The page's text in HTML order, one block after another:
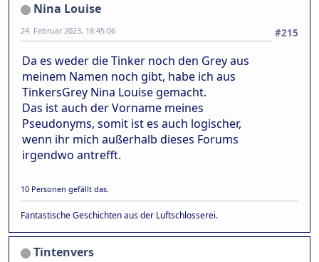
Nina Louise
#215
24. Februar 2023, 18:45:06
Da es weder die Tinker noch den Grey aus
meinem Namen noch gibt, habe ich aus
TinkersGrey Nina Louise gemacht.
Das ist auch der Vorname meines
Pseudonyms, somit ist es auch logischer,
wenn ihr mich außerhalb dieses Forums
irgendwo antrefft.
10 Personen gefällt das.
Fantastische Geschichten aus der Luftschlosserei.
Tintenvers